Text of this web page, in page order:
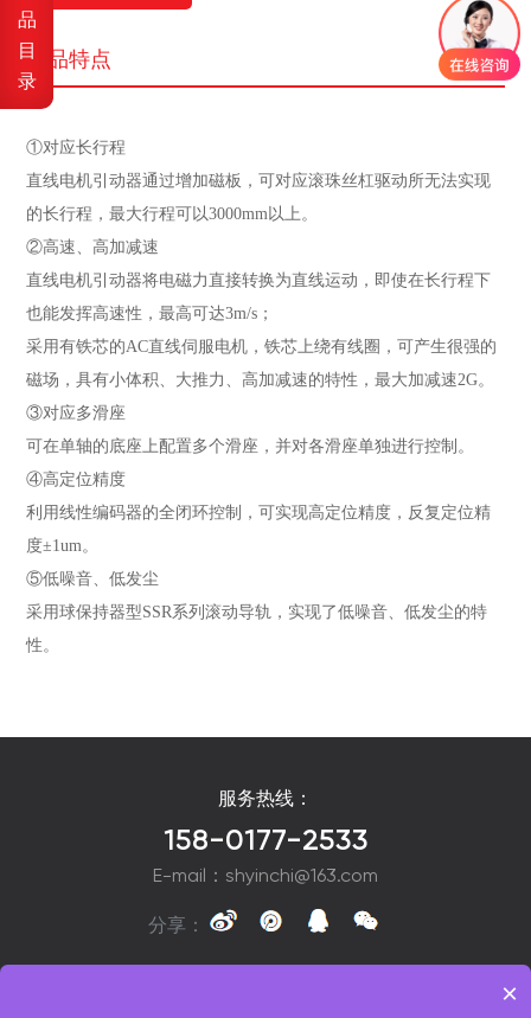
品
目
录
产品特点
①对应长行程
直线电机引动器通过增加磁板，可对应滚珠丝杠驱动所无法实现
的长行程，最大行程可以3000mm以上。
②高速、高加减速
直线电机引动器将电磁力直接转换为直线运动，即使在长行程下
也能发挥高速性，最高可达3m/s；
采用有铁芯的AC直线伺服电机，铁芯上绕有线圈，可产生很强的
磁场，具有小体积、大推力、高加减速的特性，最大加减速2G。
③对应多滑座
可在单轴的底座上配置多个滑座，并对各滑座单独进行控制。
④高定位精度
利用线性编码器的全闭环控制，可实现高定位精度，反复定位精
度±1um。
⑤低噪音、低发尘
采用球保持器型SSR系列滚动导轨，实现了低噪音、低发尘的特
性。
服务热线：
158-0177-2533
E-mail：shyinchi@163.com
分享：
×